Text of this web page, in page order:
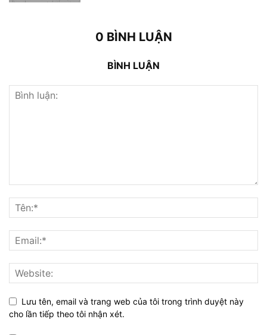
0 BÌNH LUẬN
BÌNH LUẬN
Lưu tên, email và trang web của tôi trong trình duyệt này
cho lần tiếp theo tôi nhận xét.